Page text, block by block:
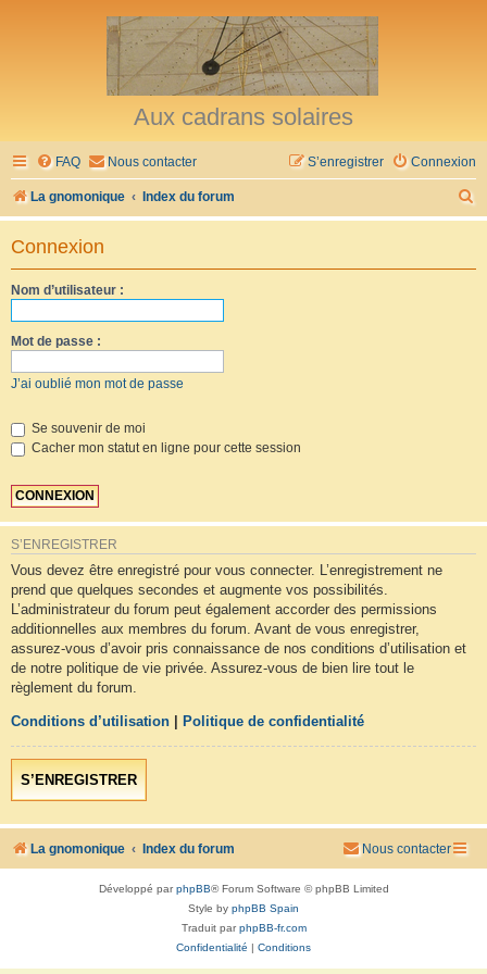
Aux cadrans solaires
FAQ Nous contacter Connexion
S’enregistrer
La gnomonique Index du forum
e
Connexion
Nom d’utilisateur :
Mot de passe :
J’ai oublié mon mot de passe
Se souvenir de moi
Cacher mon statut en ligne pour cette session
S’ENREGISTRER
Vous devez être enregistré pour vous connecter. L’enregistrement ne
prend que quelques secondes et augmente vos possibilités.
L’administrateur du forum peut également accorder des permissions
additionnelles aux membres du forum. Avant de vous enregistrer,
assurez-vous d’avoir pris connaissance de nos conditions d’utilisation et
de notre politique de vie privée. Assurez-vous de bien lire tout le
règlement du forum.
Conditions d’utilisation Politique de confidentialité
S’ENREGISTRER
La gnomonique Index du forum Nous contacter
Développé parphpBB® Forum Software © phpBB Limited
Style by phpBB Spain
Traduit parphpBB-fr.com
Confidentialité
Conditions